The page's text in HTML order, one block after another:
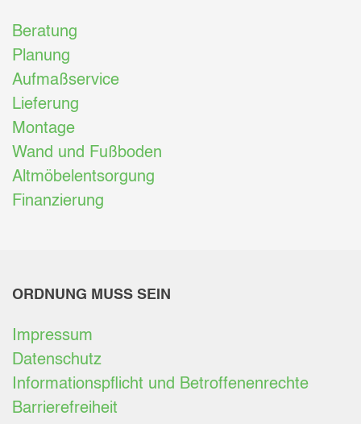
Beratung
Planung
Aufmaßservice
Lieferung
Montage
Wand und Fußboden
Altmöbelentsorgung
Finanzierung
ORDNUNG MUSS SEIN
Impressum
Datenschutz
Informationspflicht und Betroffenenrechte
Barrierefreiheit